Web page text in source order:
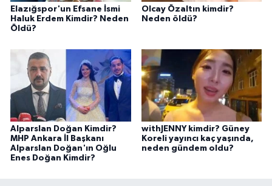
Elazığspor'un Efsane İsmi
Haluk Erdem Kimdir? Neden
Öldü?
Olcay Özaltın kimdir?
Neden öldü?
Alparslan Doğan Kimdir?
MHP Ankara İl Başkanı
Alparslan Doğan'ın Oğlu
Enes Doğan Kimdir?
withJENNY kimdir? Güney
Koreli yayıncı kaç yaşında,
neden gündem oldu?